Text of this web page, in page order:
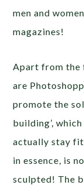
men and
magazines!
Apart from the
are
promote the
building’,
actually stay
in essence, is
sculpted! The